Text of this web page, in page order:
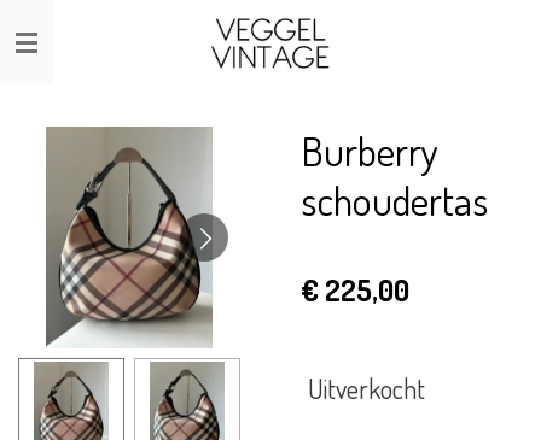
Ga
direct
hoofdinhoud
Burberry
schoudertas
€ 225,00
Uitverkocht